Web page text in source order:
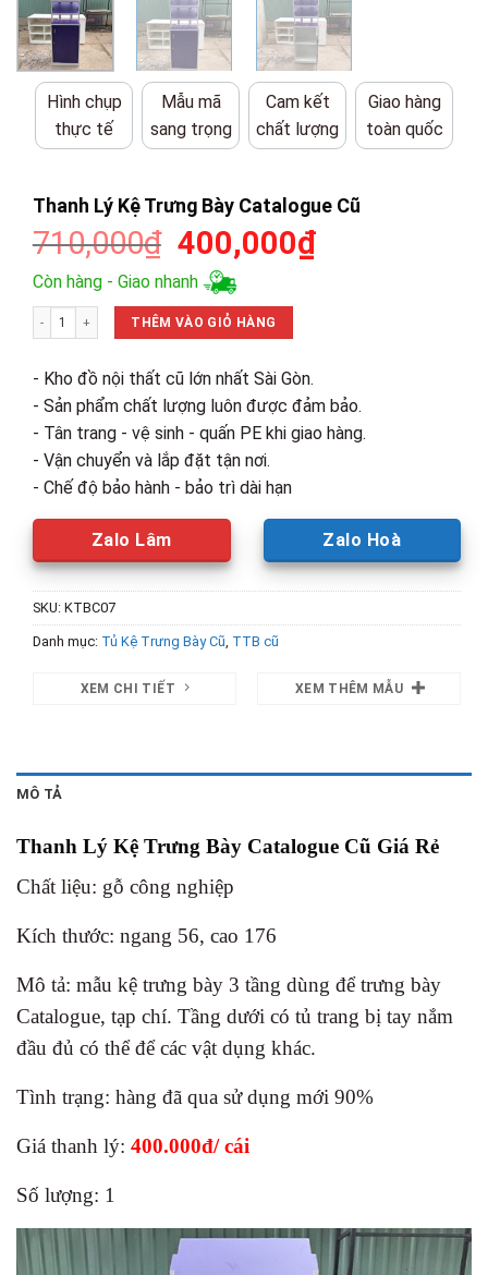
Hình chụp
thực tế
Mẫu mã
sang trọng
Cam kết
chất lượng
Giao hàng
toàn quốc
Thanh Lý Kệ Trưng Bày Catalogue Cũ
710,000₫ Giá
gốc
là:
710,000₫.
400,000₫Giá
Còn hàng - Giao nhanh
Thanh Lý Kệ Trưng Bày Catalogue Cũ số lượng
THÊM VÀO GIỎ HÀNG
- Kho đồ nội thất cũ lớn nhất Sài Gòn.
- Sản phẩm chất lượng luôn được đảm bảo.
- Tân trang - vệ sinh - quấn PE khi giao hàng.
- Vận chuyển và lắp đặt tận nơi.
- Chế độ bảo hành - bảo trì dài hạn
Zalo Lâm Zalo Hoà
SKU: KTBC07
Danh mục: Tủ Kệ Trưng Bày Cũ, TTB cũ
XEM CHI TIẾT XEM THÊM MẪU
MÔ TẢ
Thanh Lý Kệ Trưng Bày Catalogue Cũ Giá Rẻ
Chất liệu: gỗ công nghiệp
Kích thước: ngang 56, cao 176
Mô tả: mẫu kệ trưng bày 3 tầng dùng để trưng bày
Catalogue, tạp chí. Tầng dưới có tủ trang bị tay nắm
đầu đủ có thể để các vật dụng khác.
Tình trạng: hàng đã qua sử dụng mới 90%
Giá thanh lý: 400.000đ/ cái
Số lượng: 1